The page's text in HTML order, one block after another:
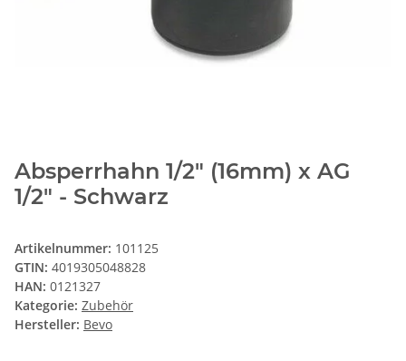
Absperrhahn 1/2" (16mm) x AG
1/2" - Schwarz
Artikelnummer: 101125
GTIN: 4019305048828
HAN: 0121327
Kategorie: Zubehör
Hersteller: Bevo